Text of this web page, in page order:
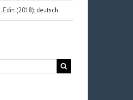
Edin (2018); deutsch